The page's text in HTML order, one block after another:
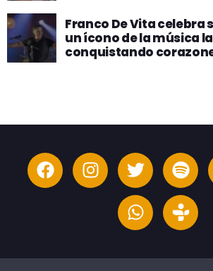
Franco De Vita celebra
un ícono de la música
conquistando